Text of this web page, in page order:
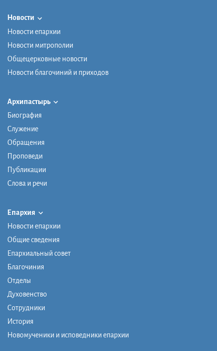
Новости
Новости епархии
Новости митрополии
Общецерковные новости
Новости благочиний и приходов
Архипастырь
Биография
Служение
Обращения
Проповеди
Публикации
Слова и речи
Епархия
Новости епархии
Общие сведения
Епархиальный совет
Благочиния
Отделы
Духовенство
Сотрудники
История
Новомученики и исповедники епархии